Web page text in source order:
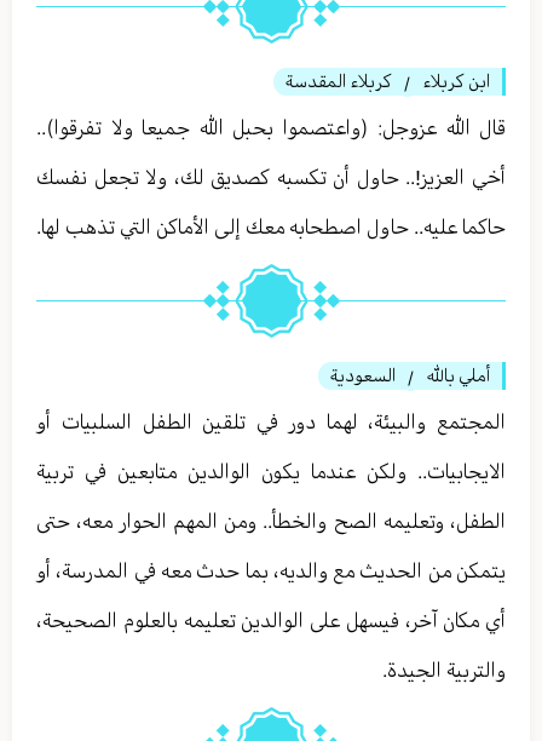
ابن كربلاء / كربلاء المقدسة
قال الله عزوجل: (واعتصموا بحبل الله جميعا ولا تفرقوا)..
أخي العزيز!.. حاول أن تكسبه كصديق لك، ولا تجعل نفسك
حاكما عليه.. حاول اصطحابه معك إلى الأماكن التي تذهب لها.
أملي بالله / السعودية
المجتمع والبيئة، لهما دور في تلقين الطفل السلبيات أو
الايجابيات.. ولكن عندما يكون الوالدين متابعين في تربية
الطفل، وتعليمه الصح والخطأ.. ومن المهم الحوار معه، حتى
يتمكن من الحديث مع والديه، بما حدث معه في المدرسة، أو
أي مكان آخر، فيسهل على الوالدين تعليمه بالعلوم الصحيحة،
والتربية الجيدة.